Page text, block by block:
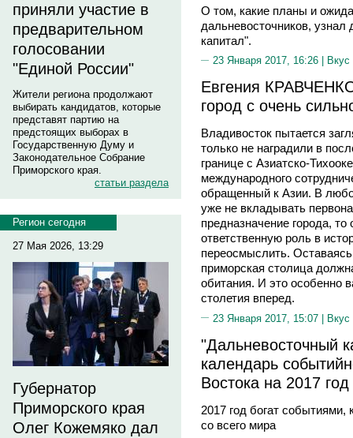
приняли участие в
предварительном
голосовании
"Единой России"
Жители региона продолжают
выбирать кандидатов, которые
представят партию на
предстоящих выборах в
Государственную Думу и
Законодательное Собрание
Приморского края.
статьи раздела
Регион сегодня
27 Мая 2026, 13:29
Губернатор
Приморского края
Олег Кожемяко дал
О том, какие планы и
дальневосточников,
капитал".
23 Января 2017, 16:26 | Вкус
Евгения
город с очень
Владивосток пытается
только не наградили в
границе с Азиатско-
международного
обращенный к Азии. В
уже не вкладывать
предназначение города,
ответственную роль в
переосмыслить.
приморская столица
обитания. И это особенно
столетия вперед.
23 Января 2017, 15:07 | Вкус
"Дальневосточный
календарь
Востока на 2017 год
2017 год богат событиями,
со всего мира